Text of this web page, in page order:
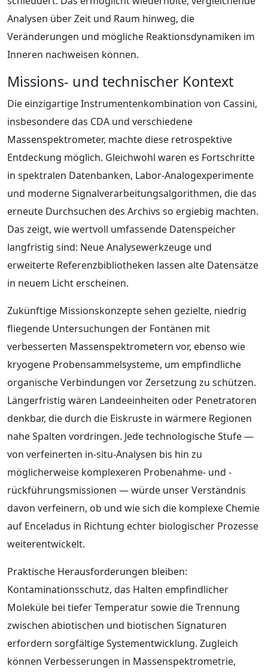
Analysen über Zeit und Raum hinweg, die
Veränderungen und mögliche Reaktionsdynamiken im
Inneren nachweisen können.
Missions- und technischer Kontext
Die einzigartige Instrumentenkombination von Cassini,
insbesondere das CDA und verschiedene
Massenspektrometer, machte diese retrospektive
Entdeckung möglich. Gleichwohl waren es Fortschritte
in spektralen Datenbanken, Labor‑Analogexperimente
und moderne Signalverarbeitungsalgorithmen, die das
erneute Durchsuchen des Archivs so ergiebig machten.
Das zeigt, wie wertvoll umfassende Datenspeicher
langfristig sind: Neue Analysewerkzeuge und
erweiterte Referenzbibliotheken lassen alte Datensätze
in neuem Licht erscheinen.
Zukünftige Missionskonzepte sehen gezielte, niedrig
fliegende Untersuchungen der Fontänen mit
verbesserten Massenspektrometern vor, ebenso wie
kryogene Probensammelsysteme, um empfindliche
organische Verbindungen vor Zersetzung zu schützen.
Längerfristig wären Landeeinheiten oder Penetratoren
denkbar, die durch die Eiskruste in wärmere Regionen
nahe Spalten vordringen. Jede technologische Stufe —
von verfeinerten in-situ-Analysen bis hin zu
möglicherweise komplexeren Probenahme- und -
rückführungsmissionen — würde unser Verständnis
davon verfeinern, ob und wie sich die komplexe Chemie
auf Enceladus in Richtung echter biologischer Prozesse
weiterentwickelt.
Praktische Herausforderungen bleiben:
Kontaminationsschutz, das Halten empfindlicher
Moleküle bei tiefer Temperatur sowie die Trennung
zwischen abiotischen und biotischen Signaturen
erfordern sorgfältige Systementwicklung. Zugleich
können Verbesserungen in Massenspektrometrie,